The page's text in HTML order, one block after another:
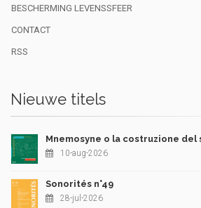
BESCHERMING LEVENSSFEER
CONTACT
RSS
Nieuwe titels
Mnemosyne o la costruzione del
10-aug-2026
Sonorités n°49
28-jul-2026